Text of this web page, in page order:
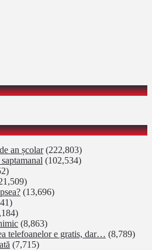
an școlar (222,803)
(102,534)
(13,696)
(8,863)
telefoanelor e gratis, dar… (8,789)
(7,715)